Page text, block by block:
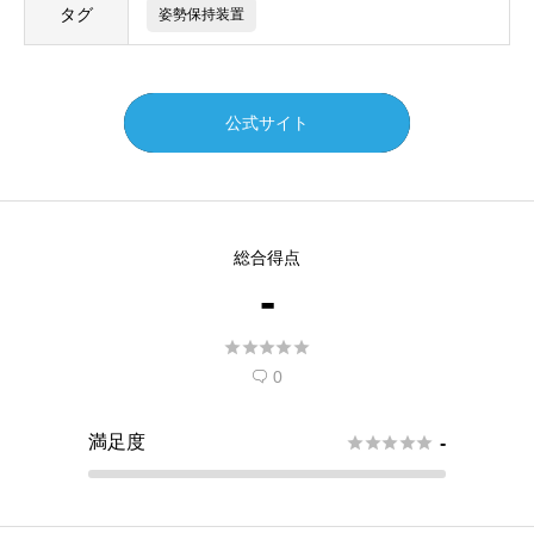
タグ 姿勢保持装置
公式サイト
総合得点
-

 0
満足度  -